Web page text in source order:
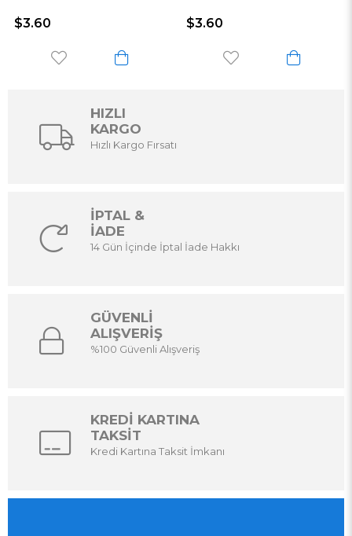
$3.60 $3.60
HIZLI
KARGO
Hızlı Kargo Fırsatı
İPTAL &
İADE
14 Gün İçinde İptal İade Hakkı
GÜVENLİ
ALIŞVERİŞ
%100 Güvenli Alışveriş
KREDİ KARTINA
TAKSİT
Kredi Kartına Taksit İmkanı